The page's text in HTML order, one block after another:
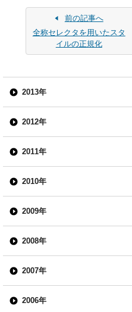
前の記事へ
全称セレクタを用いたスタ
イルの正規化
2013年
2012年
2011年
2010年
2009年
2008年
2007年
2006年